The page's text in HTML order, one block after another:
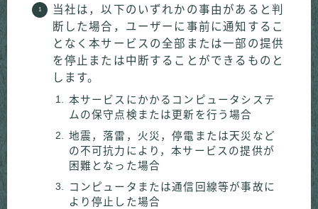
当社は，以下のいずれかの事由があると判
断した場合，ユーザーに事前に通知するこ
となく本サービスの全部または一部の提供
を停止または中断することができるものと
します。
本サービスにかかるコンピュータシステ
ムの保守点検または更新を行う場合
地震，落雷，火災，停電または天災など
の不可抗力により，本サービスの提供が
困難となった場合
コンピュータまたは通信回線等が事故に
より停止した場合